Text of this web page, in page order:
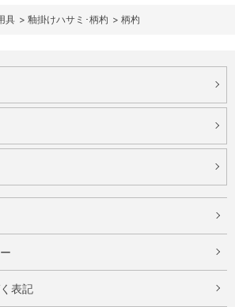
具 > 釉掛けハサミ･柄杓 > 柄杓
表記